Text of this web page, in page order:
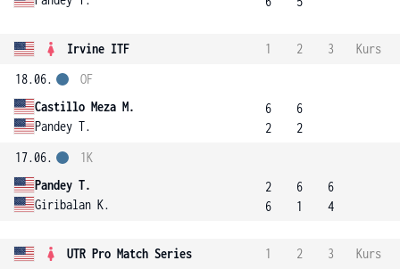
Irvine ITF 1 2 3
Kurs
18.06.
Castillo Meza M.
Pandey T.
OF
6
2
6
2
17.06.
Pandey T.
Giribalan K.
1K
2
6
6
1
6
4
UTR Pro Match Series 1 2 3
Kurs